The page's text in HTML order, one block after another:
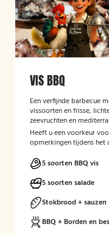
VIS BBQ
Een verfijnde barbecue
vissoorten en frisse,
zeevruchten en
Heeft u een voorkeur
opmerkingen tijdens het
5 soorten BBQ vis
5 soorten salade
Stokbrood + sauzen
BBQ + Borden en